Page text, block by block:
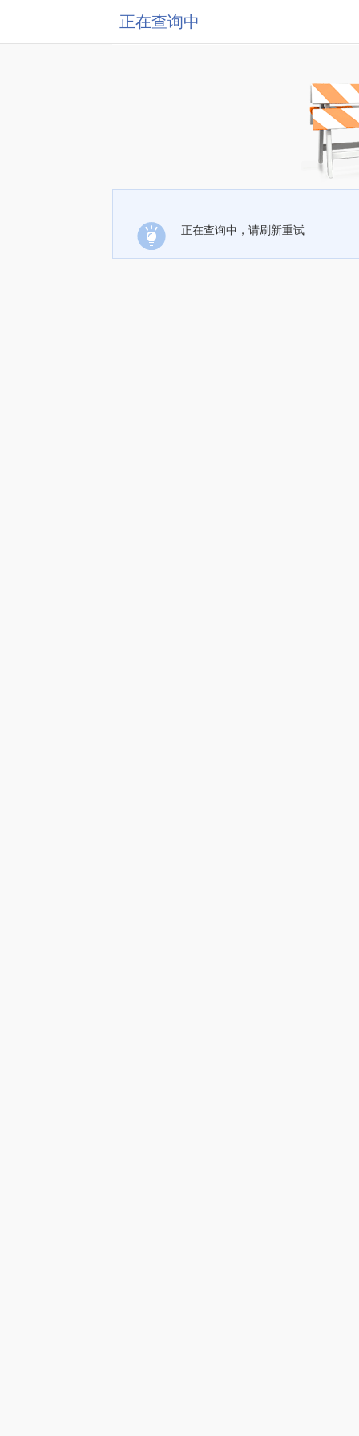
正在查询中
正在查询中，请刷新重试